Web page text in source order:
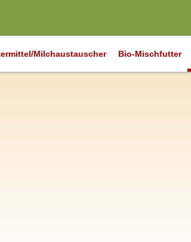
Milchaustauscher Bio-Mischfutter